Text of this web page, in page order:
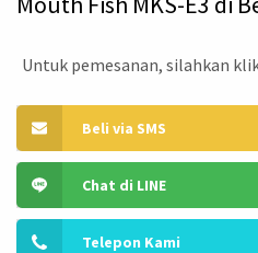
Untuk pemesanan, silahkan
Beli via SMS
Chat di LINE
Telepon Kami